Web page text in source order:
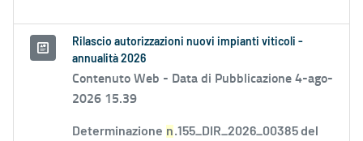
Rilascio autorizzazioni nuovi impianti viticoli -
annualità 2026
Contenuto Web - Data di Pubblicazione 4-ago-
2026 15.39
Determinazione n.155_DIR_2026_00385 del